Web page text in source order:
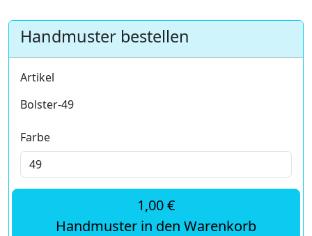
Handmuster bestellen
Artikel
Bolster-49
Farbe
1,00 €
Handmuster in den Warenkorb